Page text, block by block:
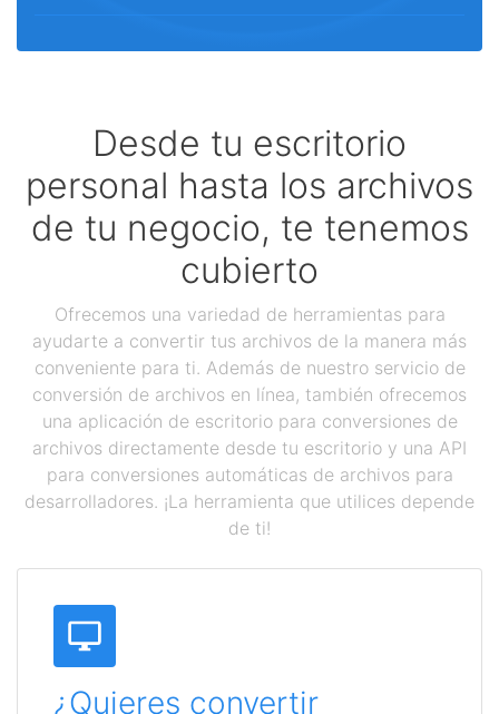
Desde tu escritorio
personal hasta los archivos
de tu negocio, te tenemos
cubierto
Ofrecemos una variedad de herramientas para
ayudarte a convertir tus archivos de la manera más
conveniente para ti. Además de nuestro servicio de
conversión de archivos en línea, también ofrecemos
una aplicación de escritorio para conversiones de
archivos directamente desde tu escritorio y una API
para conversiones automáticas de archivos para
desarrolladores. ¡La herramienta que utilices depende
de ti!
¿Quieres convertir